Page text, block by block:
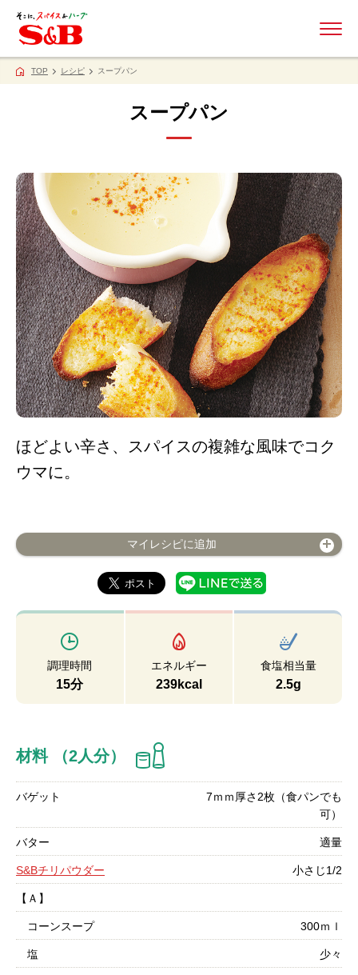
TOP レシピ スープパン
スープパン
ほどよい辛さ、スパイスの複雑な風味でコク
ウマに。
マイレシピに追加
調理時間
15分
エネルギー
239kcal
食塩相当量
2.5g
材料 （2人分）
バゲット
7ｍｍ厚さ2枚（食パンでも
可）
バター 適量
S&Bチリパウダー 小さじ1/2
【Ａ】
コーンスープ 300ｍｌ
塩 少々